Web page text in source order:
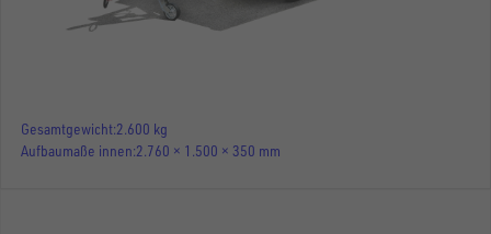
Gesamtgewicht 2.600 kg
Aufbaumaße innen 2.760 × 1.500 × 350 mm